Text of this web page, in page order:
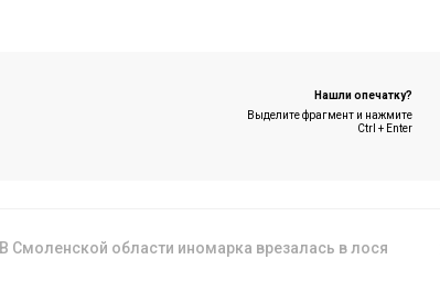
Нашли опечатку?
Выделите фрагмент и нажмите
Ctrl + Enter
В Смоленской области иномарка врезалась в лося